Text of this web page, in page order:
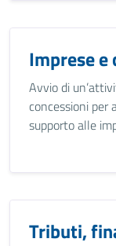
Imprese
Avvio di
concessioni
supporto alle
Tributi,